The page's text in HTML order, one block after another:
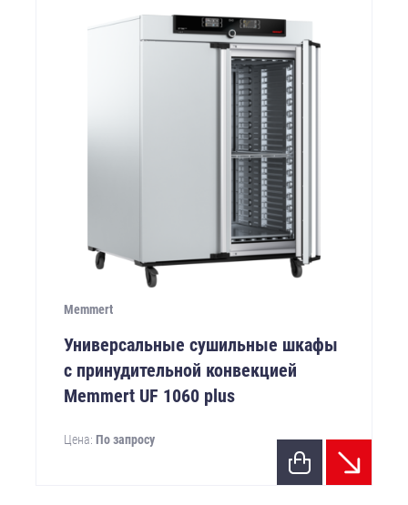
Memmert
Универсальные сушильные шкафы
с принудительной конвекцией
Memmert UF 1060 plus
Цена: По запросу